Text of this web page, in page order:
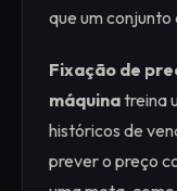
que um
Fixação de
máquinatreina
históricos de
prever o preço